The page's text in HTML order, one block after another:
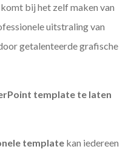
bij het zelf maken van
uitstraling van
getalenteerde grafische
template te laten
template kan iedereen